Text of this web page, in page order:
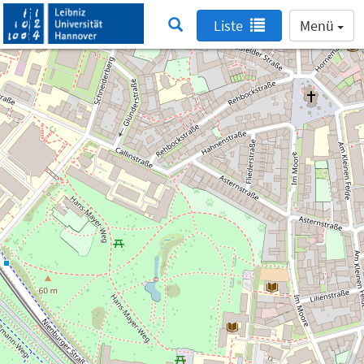
Liste Menü
Suche nach einem Lernraum deaktiviert
Suche nach einem Lernraum ist nur innerhalb
des Netzwerks der Leibniz Universität Hannover
möglich. Deshalb haben wir diese Funktion
deaktiviert.